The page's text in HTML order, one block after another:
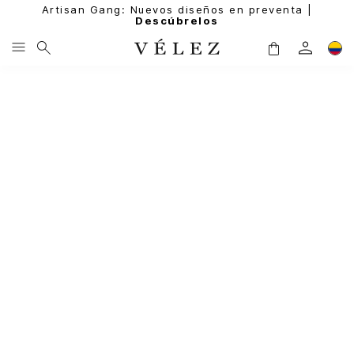
Artisan Gang: Nuevos diseños en preventa |
Descúbrelos